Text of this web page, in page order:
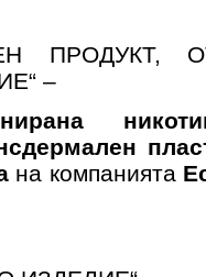
ПРОДУКТ,
–
никотин-
на компанията